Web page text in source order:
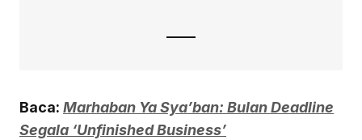
Baca: Marhaban Ya Sya’ban: Bulan Deadline
Segala ‘Unfinished Business’